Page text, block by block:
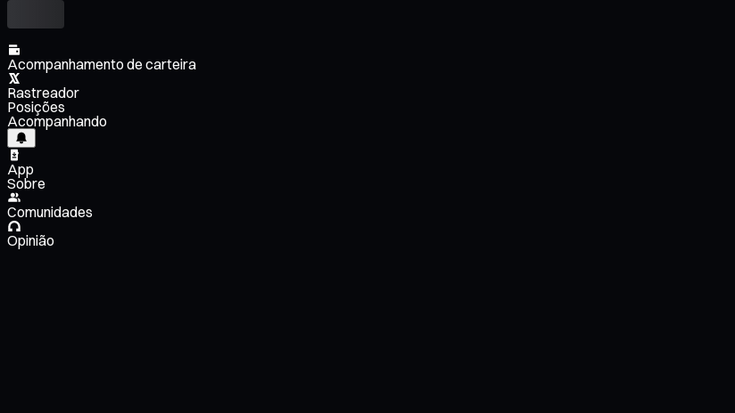
Acompanhamento de carteira
Rastreador
Posições
Acompanhando
App
Sobre
Comunidades
Opinião